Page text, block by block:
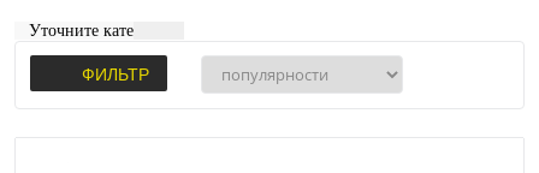
Уточните категорию:
ФИЛЬТР